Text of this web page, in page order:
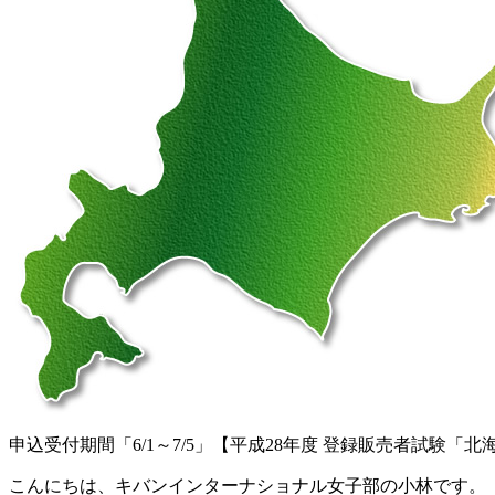
申込受付期間「6/1～7/5」【平成28年度 登録販売者試験「北
こんにちは、キバンインターナショナル女子部の小林です。